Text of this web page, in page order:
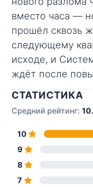
вместо часа —
прошёл сквозь
следующему
исходе, и
ждёт после
СТАТИСТИКА
Средний рейтинг:
10
9
8
7